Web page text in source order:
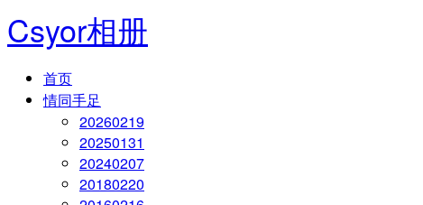
Csyor相册
首页
情同手足
20260219
20250131
20240207
20180220